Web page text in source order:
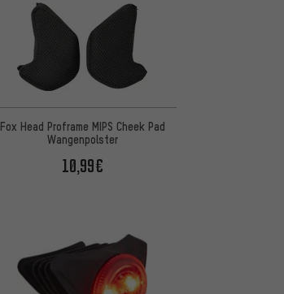
Fox Head Proframe MIPS Cheek Pad
Wangenpolster
10,99€